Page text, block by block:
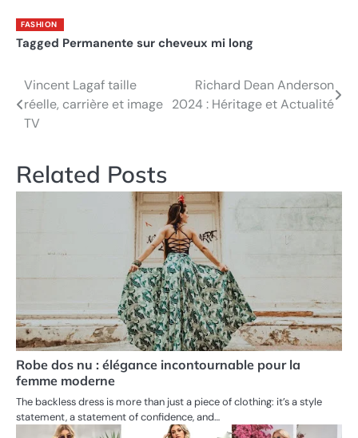
FASHION
Tagged Permanente sur cheveux mi long
Post
navigation
Vincent Lagaf taille
réelle, carrière et image
TV
Richard Dean Anderson
2024 : Héritage et Actualité
Related Posts
Robe dos nu : élégance incontournable pour la
femme moderne
The backless dress is more than just a piece of clothing: it’s a style
statement, a statement of confidence, and…